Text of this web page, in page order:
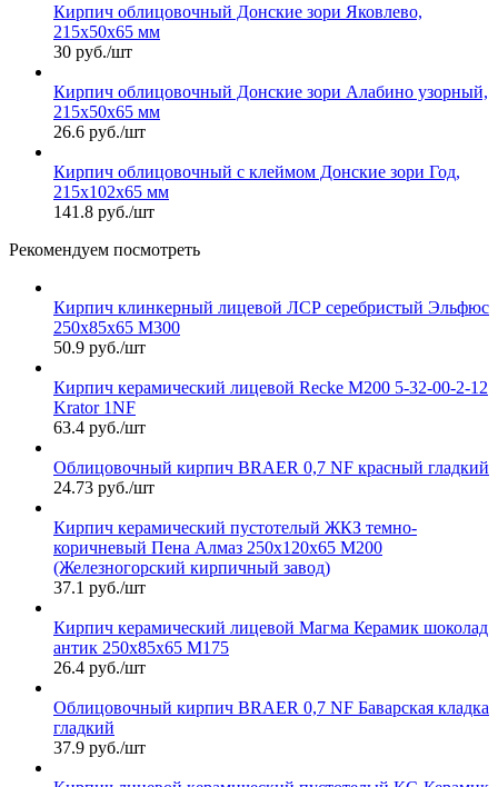
Кирпич облицовочный Донские зори Яковлево,
215х50х65 мм
30 руб./шт
Кирпич облицовочный Донские зори Алабино узорный,
215х50х65 мм
26.6 руб./шт
Кирпич облицовочный с клеймом Донские зори Год,
215х102х65 мм
141.8 руб./шт
Рекомендуем посмотреть
Кирпич клинкерный лицевой ЛСР серебристый Эльфюс
250х85х65 М300
50.9 руб./шт
Кирпич керамический лицевой Recke М200 5-32-00-2-12
Krator 1NF
63.4 руб./шт
Облицовочный кирпич BRAER 0,7 NF красный гладкий
24.73 руб./шт
Кирпич керамический пустотелый ЖКЗ темно-
коричневый Пена Алмаз 250х120х65 М200
(Железногорский кирпичный завод)
37.1 руб./шт
Кирпич керамический лицевой Магма Керамик шоколад
антик 250х85х65 М175
26.4 руб./шт
Облицовочный кирпич BRAER 0,7 NF Баварская кладка
гладкий
37.9 руб./шт